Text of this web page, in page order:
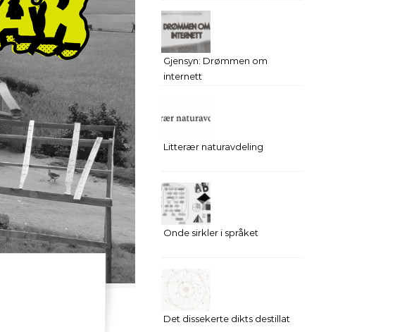
Gjensyn: Drømmen om
internett
Litterær naturavdeling
Onde sirkler i språket
Det dissekerte dikts destillat